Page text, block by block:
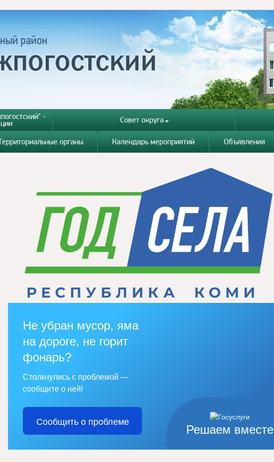
- Совет округа
органы Календарь мероприятий Объявления
Решаем вместе
Не убран мусор, яма
на дороге, не горит
фонарь?
Столкнулись с проблемой —
сообщите о ней!
Сообщить о проблеме